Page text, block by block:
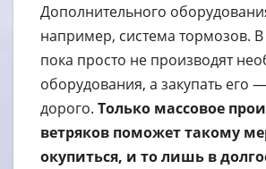
Дополнительного
например, система тормозов.
пока просто не производят
оборудования, а закупать его
дорого. Только массовое
ветряков поможет такому
окупиться, и то лишь в